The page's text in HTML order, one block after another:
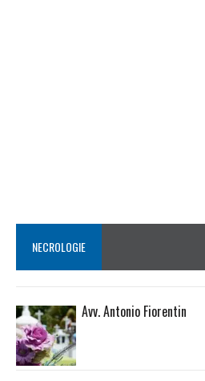
NECROLOGIE
Avv. Antonio Fiorentin